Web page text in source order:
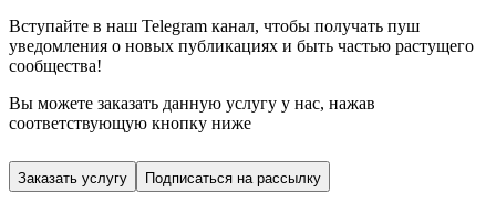
Вступайте в наш Telegram канал, чтобы получать пуш
уведомления о новых публикациях и быть частью растущего
сообщества!
Вы можете заказать данную услугу у нас, нажав
соответствующую кнопку ниже
Заказать услугу Подписаться на рассылку